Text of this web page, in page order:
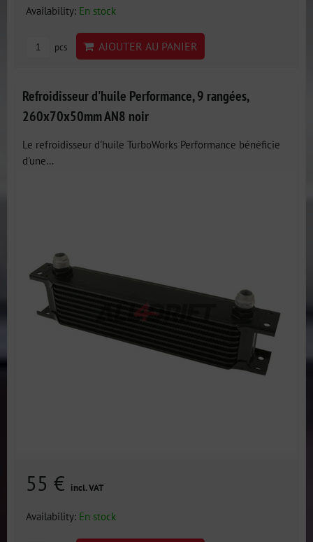
Availability: En stock
pcs AJOUTER AU PANIER
Refroidisseur d'huile Performance, 9 rangées,
260x70x50mm AN8 noir
Le refroidisseur d'huile TurboWorks Performance bénéficie
d'une...
55 € incl. VAT
Availability: En stock